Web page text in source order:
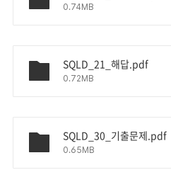
0.74MB
SQLD_21_해답.pdf
0.72MB
SQLD_30_기출문제.pdf
0.65MB